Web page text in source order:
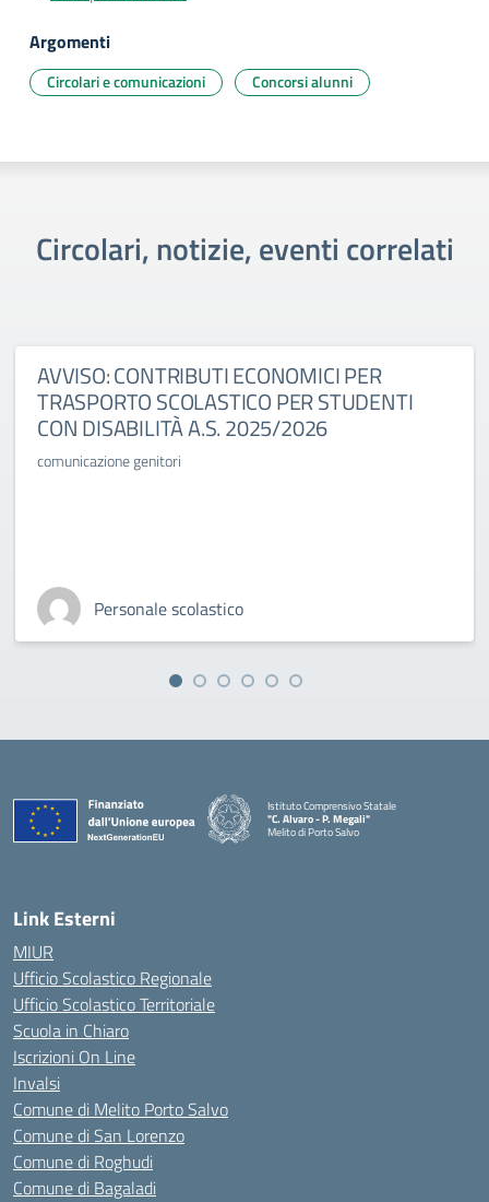
Argomenti
Circolari e comunicazioni Concorsi alunni
Circolari, notizie, eventi correlati
AVVISO: CONTRIBUTI ECONOMICI PER
TRASPORTO SCOLASTICO PER STUDENTI
CON DISABILITÀ A.S. 2025/2026
comunicazione genitori
Personale scolastico
Istituto Comprensivo Statale
"C. Alvaro - P. Megali"
Melito di Porto Salvo
Link Esterni
MIUR
Ufficio Scolastico Regionale
Ufficio Scolastico Territoriale
Scuola in Chiaro
Iscrizioni On Line
Invalsi
Comune di Melito Porto Salvo
Comune di San Lorenzo
Comune di Roghudi
Comune di Bagaladi